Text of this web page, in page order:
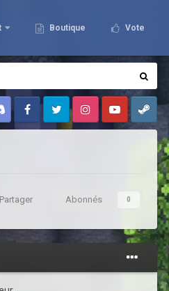
Boutique Vote
FacebookTwitter InstagramYoutubeSteam
Partager Abonnés 0